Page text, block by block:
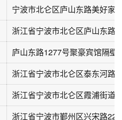
宁波市北仑区庐山东路美好家
浙江省宁波市北仑区庐山东路
庐山东路1277号聚豪宾馆隔壁
浙江省宁波市北仑区泰东河路
浙江省宁波市鄞州区兴宋路22